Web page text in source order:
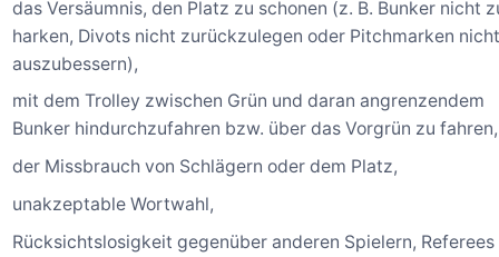
das Versäumnis, den Platz zu schonen (z. B. Bunker nicht
harken, Divots nicht zurückzulegen oder Pitchmarken nicht
auszubessern),
mit dem Trolley zwischen Grün und daran angrenzendem
Bunker hindurchzufahren bzw. über das Vorgrün zu fahren,
der Missbrauch von Schlägern oder dem Platz,
unakzeptable Wortwahl,
Rücksichtslosigkeit gegenüber anderen Spielern, Referees